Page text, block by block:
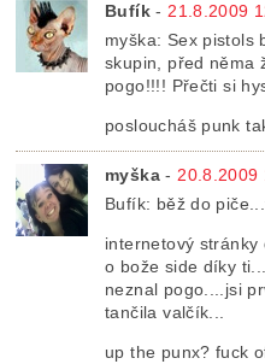
Bufík - 21.8.2009
myška: Sex pistols
skupin, před něma
pogo!!!! Přečti si
posloucháš punk
myška - 20.8.2009
Bufík: běž do
internetový stránky
o bože side díky
neznal pogo....jsi
tančila valčík...
up the punx? fuck